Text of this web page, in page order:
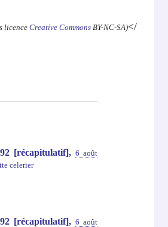
licence Creative CommonsBY-NC-SA)</
[récapitulatif], 6 août
celerier
[récapitulatif], 6 août